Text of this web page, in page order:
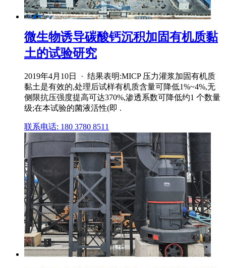
微生物诱导碳酸钙沉积加固有机质黏
土的试验研究
2019年4月10日 · 结果表明:MICP 压力灌浆加固有机质
黏土是有效的,处理后试样有机质含量可降低1%~4%,无
侧限抗压强度提高可达370%,渗透系数可降低约1 个数量
级;在本试验的菌液活性(即 .
联系电话: 180 3780 8511